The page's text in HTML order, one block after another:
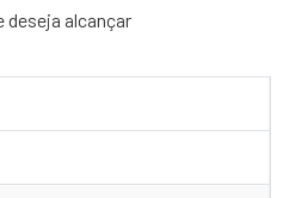
deseja alcançar